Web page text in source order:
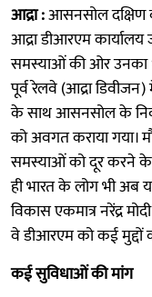
आद्रा :आसनसोल दक्षिण
आद्रा डीआरएम
समस्याओं की ओर उनका
पूर्व रेलवे (आद्रा
के साथ आसनसोल के
को अवगत कराया गया।
समस्याओं को दूर करने
ही भारत के लोग भी
विकास एकमात्र नरेंद्र
वे डीआरएम को कई मुद्दों
कई सुविधाओं की मांग